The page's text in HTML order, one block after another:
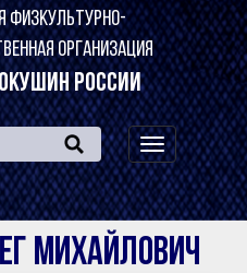
ФИЗКУЛЬТУРНО-
ОРГАНИЗАЦИЯ
РОССИИ
навигация
по
сайту
Михайлович